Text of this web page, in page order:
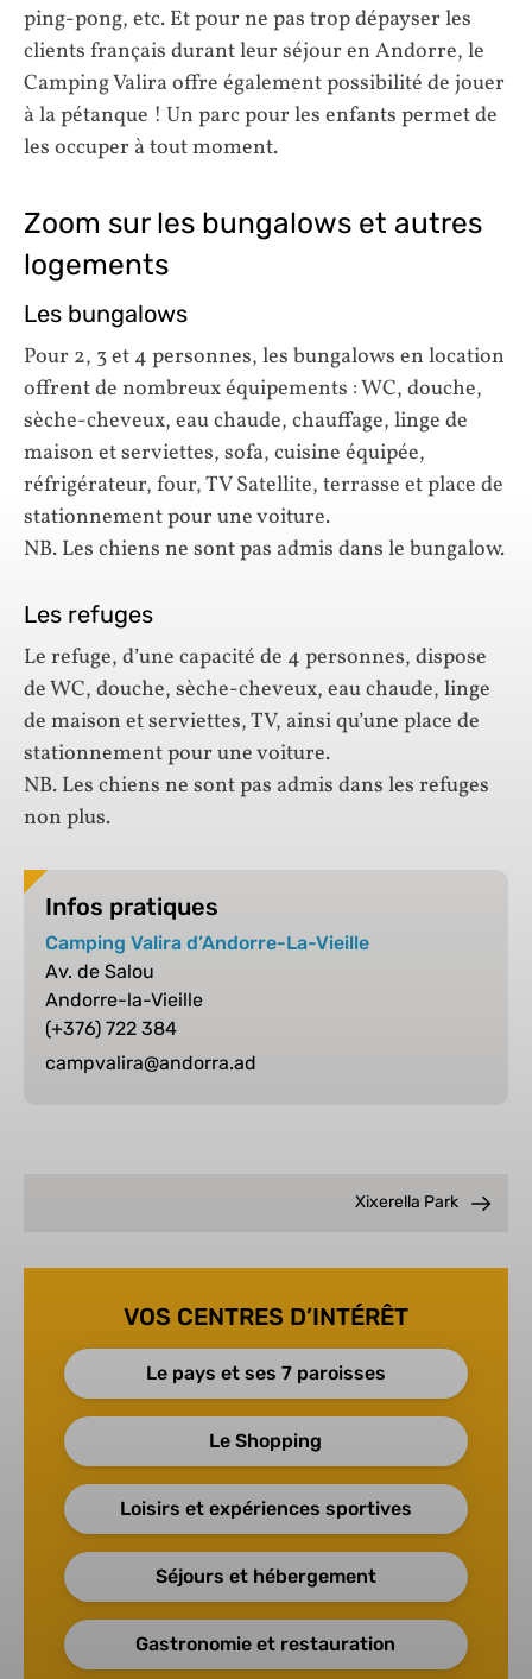
ping-pong, etc. Et pour ne pas trop dépayser les
clients français durant leur séjour en Andorre, le
Camping Valira offre également possibilité de jouer
à la pétanque ! Un parc pour les enfants permet de
les occuper à tout moment.
Zoom sur les bungalows et autres
logements
Les bungalows
Pour 2, 3 et 4 personnes, les bungalows en location
offrent de nombreux équipements : WC, douche,
sèche-cheveux, eau chaude, chauffage, linge de
maison et serviettes, sofa, cuisine équipée,
réfrigérateur, four, TV Satellite, terrasse et place de
stationnement pour une voiture.
NB. Les chiens ne sont pas admis dans le bungalow.
Les refuges
Le refuge, d’une capacité de 4 personnes, dispose
de WC, douche, sèche-cheveux, eau chaude, linge
de maison et serviettes, TV, ainsi qu’une place de
stationnement pour une voiture.
NB. Les chiens ne sont pas admis dans les refuges
non plus.
Infos pratiques
Camping Valira d’Andorre-La-Vieille
Av. de Salou
Andorre-la-Vieille
(+376) 722 384
campvalira@andorra.ad
VOS CENTRES D’INTÉRÊT
Le pays et ses 7 paroisses
Le Shopping
Loisirs et expériences sportives
Séjours et hébergement
Gastronomie et restauration
Xixerella Park